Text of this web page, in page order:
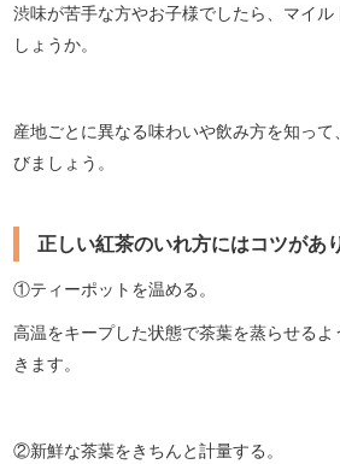
渋味が苦手な方やお子様でしたら、マイ
しょうか。
産地ごとに異なる味わいや飲み方を知っ
びましょう。
正しい紅茶のいれ方にはコツがあ
①ティーポットを温める。
高温をキープした状態で茶葉を蒸らせる
きます。
②新鮮な茶葉をきちんと計量する。